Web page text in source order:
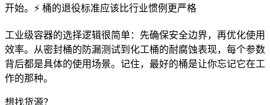
开始。⚡ 桶的退役标准应该比行业惯例更严格
工业级容器的选择逻辑很简单：先确保安全边界，再优化使用
效率。从密封桶的防漏测试到 化工桶的耐腐蚀表现，每个参数
背后都是具体的使用场景。记住，最好的桶是让你忘记它在工
作的那种。
想找货源？